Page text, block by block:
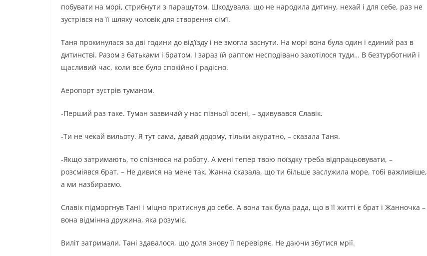
побувати на морі, стрибнути з парашутом. Шкодувала, що не народила дитину, нехай і для себе, раз не
зустрівся на її шляху чоловік для створення сім’ї.
Таня прокинулася за дві години до від’їзду і не змогла заснути. На морі вона була один і єдиний раз в
дитинстві. Разом з батьками і братом. І зараз їй раптом несподівано захотілося туди… В безтурботний і
щасливий час, коли все було спокійно і радісно.
Аеропорт зустрів туманом.
-Перший раз таке. Туман зазвичай у нас пізньої осені, – здивувався Славік.
-Ти не чекай вильоту. Я тут сама, давай додому, тільки акуратно, – сказала Таня.
-Якщо затримають, то спізнюся на роботу. А мені тепер твою поїздку треба відпрацьовувати, –
розсміявся брат. – Не дивися на мене так. Жанна сказала, що ти більше заслужила море, тобі важливіше,
а ми назбираємо.
Славік підморгнув Тані і міцно притиснув до себе. А вона так була рада, що в її житті є брат і Жанночка –
вона відмінна дружина, яка розуміє.
Виліт затримали. Тані здавалося, що доля знову її перевіряє. Не даючи збутися мрії.